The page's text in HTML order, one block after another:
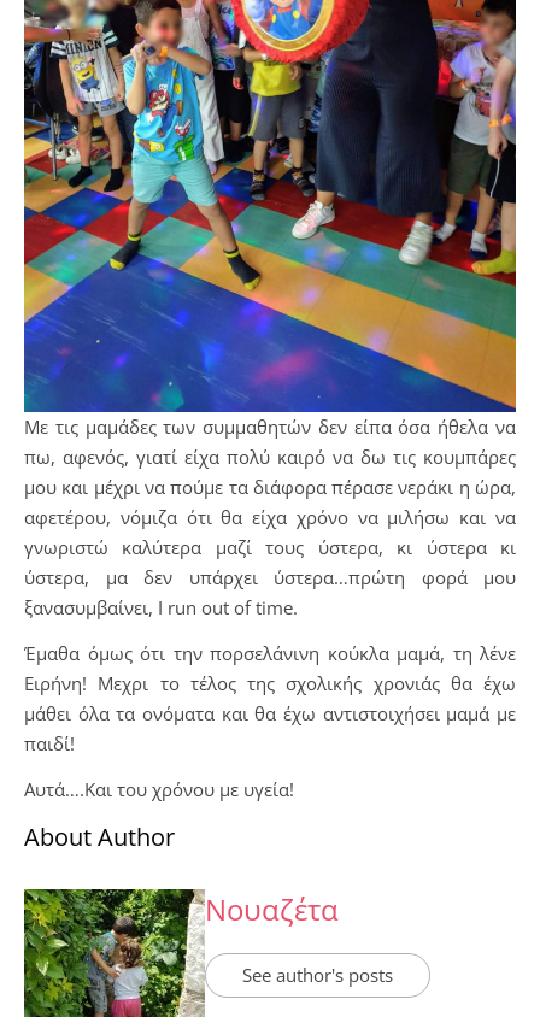
Με τις μαμάδες των συμμαθητών δεν είπα όσα ήθελα να
πω, αφενός, γιατί είχα πολύ καιρό να δω τις κουμπάρες
μου και μέχρι να πούμε τα διάφορα πέρασε νεράκι η ώρα,
αφετέρου, νόμιζα ότι θα είχα χρόνο να μιλήσω και να
γνωριστώ καλύτερα μαζί τους ύστερα, κι ύστερα κι
ύστερα, μα δεν υπάρχει ύστερα…πρώτη φορά μου
ξανασυμβαίνει, I run out of time.
Έμαθα όμως ότι την πορσελάνινη κούκλα μαμά, τη λένε
Ειρήνη! Μεχρι το τέλος της σχολικής χρονιάς θα έχω
μάθει όλα τα ονόματα και θα έχω αντιστοιχήσει μαμά με
παιδί!
Αυτά….Και του χρόνου με υγεία!
About Author
Νουαζέτα
See author's posts